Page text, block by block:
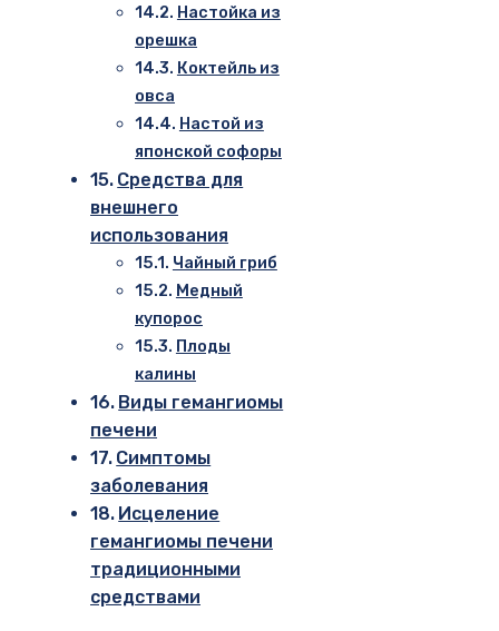
Настойка из
орешка
Коктейль из
овса
Настой из
японской софоры
Средства для
внешнего
использования
Чайный гриб
Медный
купорос
Плоды
калины
Виды гемангиомы
печени
Симптомы
заболевания
Исцеление
гемангиомы печени
традиционными
средствами